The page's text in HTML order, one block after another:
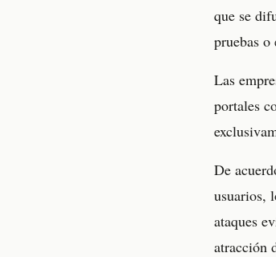
que se
pruebas o
Las
portales
De
usuarios,
ataques
atracción